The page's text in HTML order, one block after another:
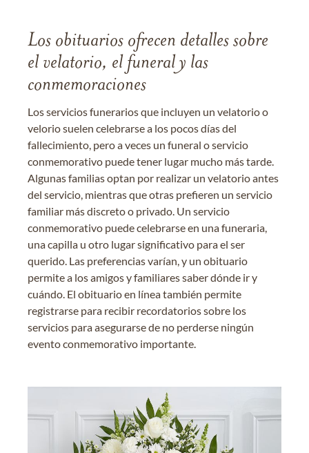
Los obituarios ofrecen detalles sobre
el velatorio, el funeral y las
conmemoraciones
Los servicios funerarios que incluyen un velatorio o
velorio suelen celebrarse a los pocos días del
fallecimiento, pero a veces un funeral o servicio
conmemorativo puede tener lugar mucho más tarde.
Algunas familias optan por realizar un velatorio antes
del servicio, mientras que otras prefieren un servicio
familiar más discreto o privado. Un servicio
conmemorativo puede celebrarse en una funeraria,
una capilla u otro lugar significativo para el ser
querido. Las preferencias varían, y un obituario
permite a los amigos y familiares saber dónde ir y
cuándo. El obituario en línea también permite
registrarse para recibir recordatorios sobre los
servicios para asegurarse de no perderse ningún
evento conmemorativo importante.